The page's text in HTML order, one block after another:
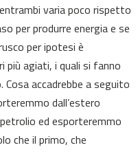
varia poco rispetto
per produrre energia e se
per ipotesi è
agiati, i quali si fanno
accadrebbe a seguito
dall’estero
ed esporteremmo
che il primo, che